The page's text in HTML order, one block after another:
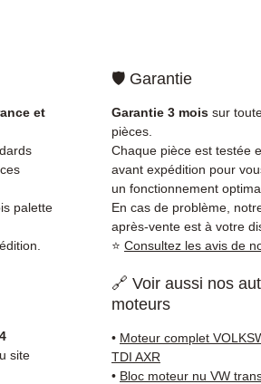
et
palette
🛡️ Garantie
Garantie 3 mois sur
pièces.
Chaque pièce est testée
avant expédition pour
un fonctionnement
En cas de problème,
après-vente est à votre
⭐ Consultez les avis de
site
🔗 Voir aussi nos
moteurs
• Moteur complet
TDI AXR
• Bloc moteur nu VW